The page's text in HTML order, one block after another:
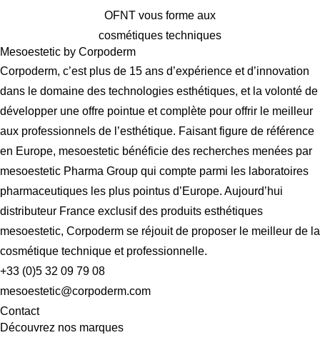
OFNT vous forme aux
cosmétiques techniques
Mesoestetic by Corpoderm
Corpoderm, c’est plus de 15 ans d’expérience et d’innovation
dans le domaine des technologies esthétiques, et la volonté de
développer une offre pointue et complète pour offrir le meilleur
aux professionnels de l’esthétique. Faisant figure de référence
en Europe, mesoestetic bénéficie des recherches menées par
mesoestetic Pharma Group qui compte parmi les laboratoires
pharmaceutiques les plus pointus d’Europe. Aujourd’hui
distributeur France exclusif des produits esthétiques
mesoestetic, Corpoderm se réjouit de proposer le meilleur de la
cosmétique technique et professionnelle.
+33 (0)5 32 09 79 08
mesoestetic@corpoderm.com
Contact
Découvrez nos marques